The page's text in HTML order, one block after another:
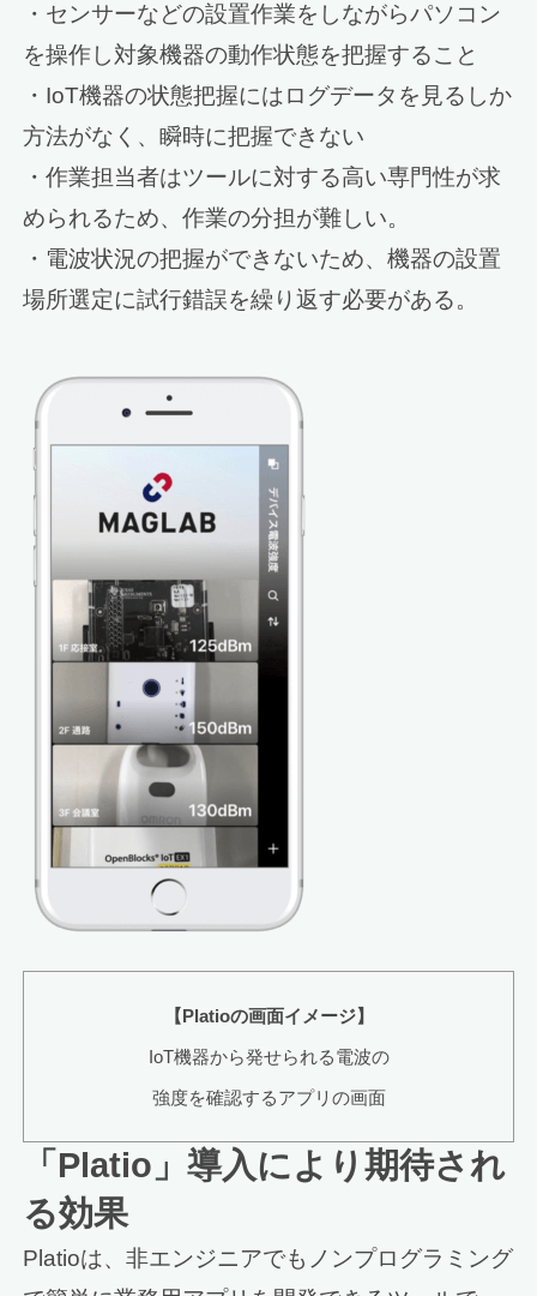
・センサーなどの設置作業をしながらパソコン
を操作し対象機器の動作状態を把握すること
・IoT機器の状態把握にはログデータを見るしか
方法がなく、瞬時に把握できない
・作業担当者はツールに対する高い専門性が求
められるため、作業の分担が難しい。
・電波状況の把握ができないため、機器の設置
場所選定に試行錯誤を繰り返す必要がある。
【Platioの画面イメージ】
IoT機器から発せられる電波の
強度を確認するアプリの画面
「Platio」導入により期待され
る効果
Platioは、非エンジニアでもノンプログラミング